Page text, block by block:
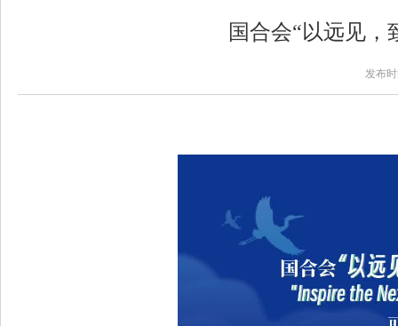
国合会“以远见，
发布